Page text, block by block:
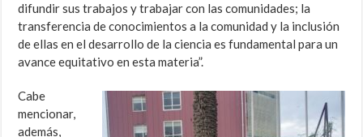
difundir sus trabajos y trabajar con las comunidades; la
transferencia de conocimientos a la comunidad y la inclusión
de ellas en el desarrollo de la ciencia es fundamental para un
avance equitativo en esta materia”.
Cabe
mencionar,
además,